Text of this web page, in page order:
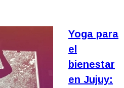
Yoga para
el
bienestar
en Jujuy: